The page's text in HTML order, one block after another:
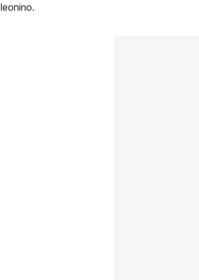
leonino.